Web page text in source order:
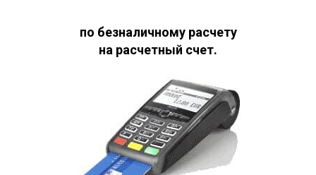
по безналичному расчету
на расчетный счет.